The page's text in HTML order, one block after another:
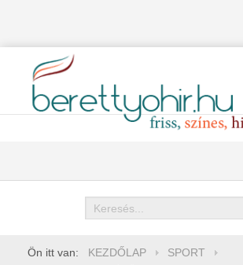
Keresés
Ön itt van: KEZDŐLAP
SPORT